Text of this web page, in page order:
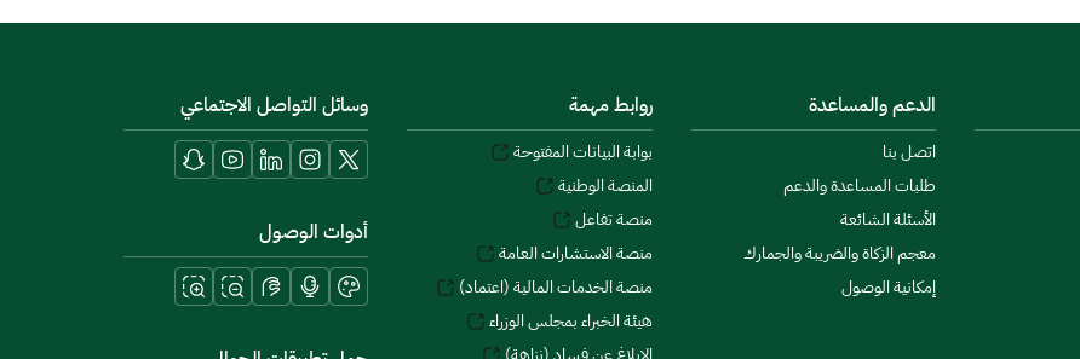
الدعم والمساعدة
اتصل بنا
طلبات المساعدة والدعم
الأسئلة الشائعة
معجم الزكاة والضريبة والجمارك
إمكانية الوصول
روابط مهمة
بوابة البيانات المفتوحة
المنصة الوطنية
منصة تفاعل
منصة الاستشارات العامة
منصة الخدمات المالية (اعتماد)
هيئة الخبراء بمجلس الوزراء
وسائل التواصل الاجتماعي
أدوات الوصول